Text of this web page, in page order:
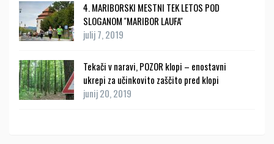
4. MARIBORSKI MESTNI TEK LETOS POD
SLOGANOM ''MARIBOR LAUFA''
julij 7, 2019
Tekači v naravi, POZOR klopi – enostavni
ukrepi za učinkovito zaščito pred klopi
junij 20, 2019